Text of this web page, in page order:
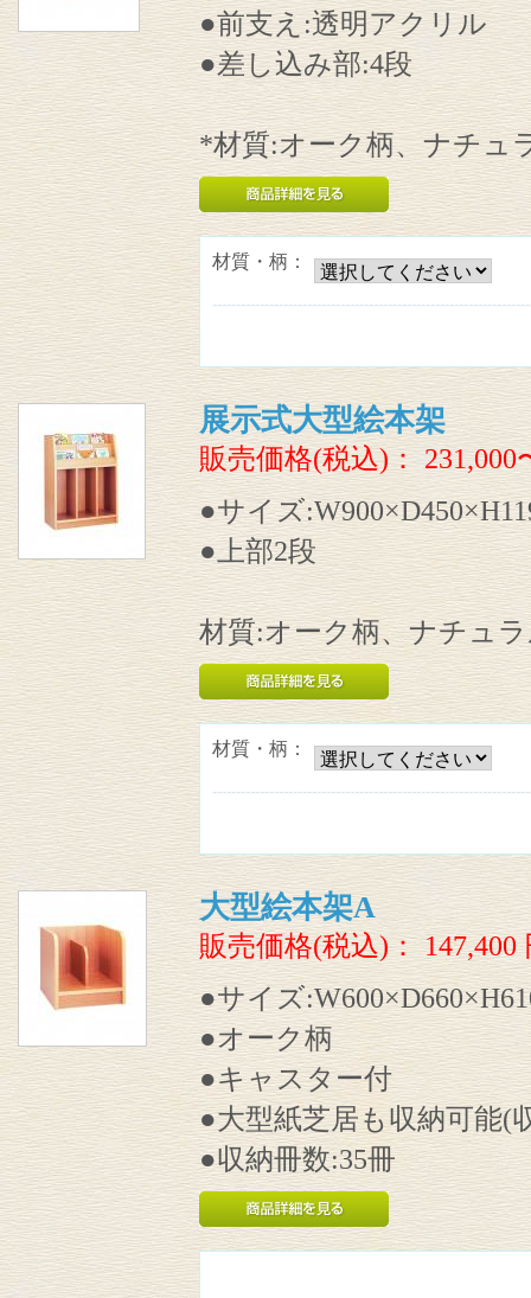
●前支え:透明アクリル
●差し込み部:4段
*材質:オーク柄、ナチュ
材質・柄：
展示式大型絵本架
販売価格(税込)： 231,000
●サイズ
●上部2段
材質:オーク柄、ナチュ
材質・柄：
大型絵本架A
販売価格(税込)：147,400
●サイズ
●オーク柄
●キャスター付
●大型紙芝居も収納可能(
●収納冊数:35冊